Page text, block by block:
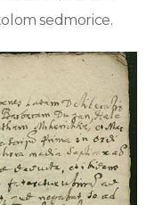
sedmorice.